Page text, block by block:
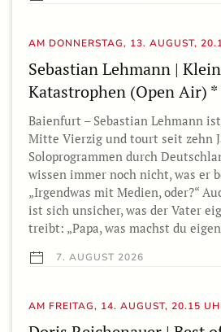
AM DONNERSTAG, 13. AUGUST,
Sebastian Lehmann |
Katastrophen (Open Air) *
Baienfurt – Sebastian Lehmann
Mitte Vierzig und tourt seit zehn
Soloprogrammen durch
wissen immer noch nicht, was er
„Irgendwas mit Medien, oder?“
ist sich unsicher, was der Vater
treibt: „Papa, was machst du
7. AUGUST 2026
AM FREITAG, 14. AUGUST, 20.15